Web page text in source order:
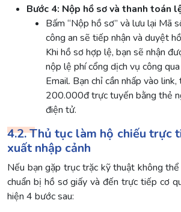
Bước 4: Nộp hồ sơ và thanh toán
Bấm “Nộp hồ sơ” và lưu lại Mã
công an sẽ tiếp nhận và duyệt
Khi hồ sơ hợp lệ, bạn sẽ nhận
nộp lệ phí cổng dịch vụ công
Email. Bạn chỉ cần nhấp vào link,
200.000đ trực tuyến bằng thẻ
điện tử.
4.2. Thủ tục làm hộ chiếu trực
xuất nhập cảnh
Nếu bạn gặp trục trặc kỹ thuật không
chuẩn bị hồ sơ giấy và đến trực tiếp cơ
hiện 4 bước sau: